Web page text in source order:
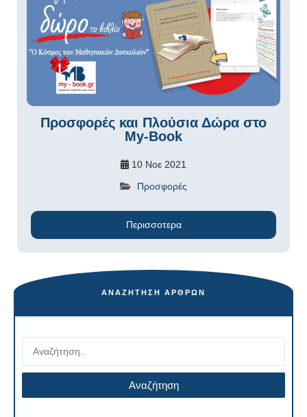
Προσφορές και Πλούσια Δώρα στο
My-Book
10 Νοε 2021
Προσφορές
Περισσοτερα
ΑΝΑΖΉΤΗΣΗ ΆΡΘΡΩΝ